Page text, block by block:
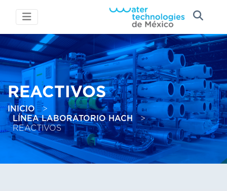
REACTIVOS
INICIO
>
LÍNEA LABORATORIO HACH
>
REACTIVOS